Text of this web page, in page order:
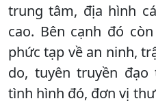
trung tâm, địa hình
cao. Bên cạnh đó
phức tạp về an ninh,
do, tuyên truyền đạo
tình hình đó, đơn vị